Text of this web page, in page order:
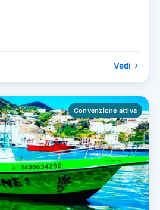
Vedi
Convenzione attiva